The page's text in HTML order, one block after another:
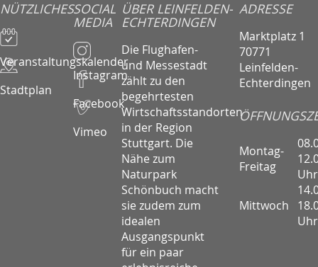
NÜTZLICHES
Veranstaltungskalender
Stadtplan
SOCIAL
MEDIA
Instagram
Facebook
Vimeo
ÜBER LEINFELDEN-
ECHTERDINGEN
Die Flughafen-
und Messestadt
zählt zu den
begehrtesten
Wirtschaftsstandorten
in der Region
Stuttgart. Die
Nähe zum
Naturpark
Schönbuch macht
sie zudem zum
idealen
Ausgangspunkt
für ein paar
ADRESSE
Marktplatz 1
70771
Leinfelden-
Echterdingen
Montag-
Freitag
Uhr
Mittwoch
Uhr